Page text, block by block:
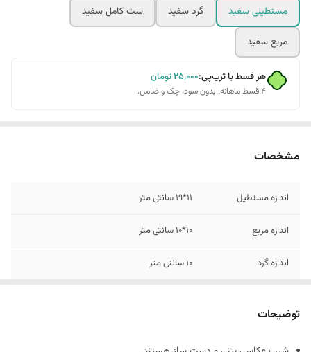
مستطیلی سفید
گرد سفید
ست کامل سفید
مربع سفید
هر قسط با ترب‌پی:۲۵٬۰۰۰تومان
۴ قسط ماهانه. بدون سود، چک و ضامن.
مشخصات
اندازه مستطیل 11*19 سانتی متر
اندازه مربع 10*10 سانتی متر
اندازه گرد 10 سانتی متر
توضیحات